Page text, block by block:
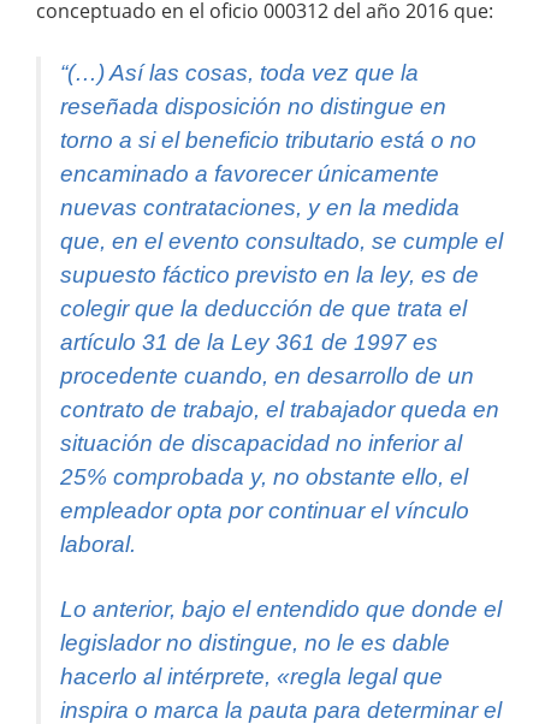
conceptuado en el oficio 000312 del año 2016 que:
“(…) Así las cosas, toda vez que la
reseñada disposición no distingue en
torno a si el beneficio tributario está o no
encaminado a favorecer únicamente
nuevas contrataciones, y en la medida
que, en el evento consultado, se cumple el
supuesto fáctico previsto en la ley, es de
colegir que la deducción de que trata el
artículo 31 de la Ley 361 de 1997 es
procedente cuando, en desarrollo de un
contrato de trabajo, el trabajador queda en
situación de discapacidad no inferior al
25% comprobada y, no obstante ello, el
empleador opta por continuar el vínculo
laboral.
Lo anterior, bajo el entendido que donde el
legislador no distingue, no le es dable
hacerlo al intérprete, «regla legal que
inspira o marca la pauta para determinar el